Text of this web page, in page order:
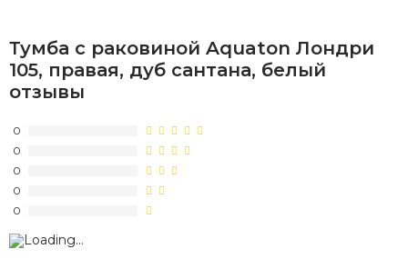
Тумба с раковиной Aquaton Лондри
105, правая, дуб сантана, белый
отзывы
0
0
0
0
0